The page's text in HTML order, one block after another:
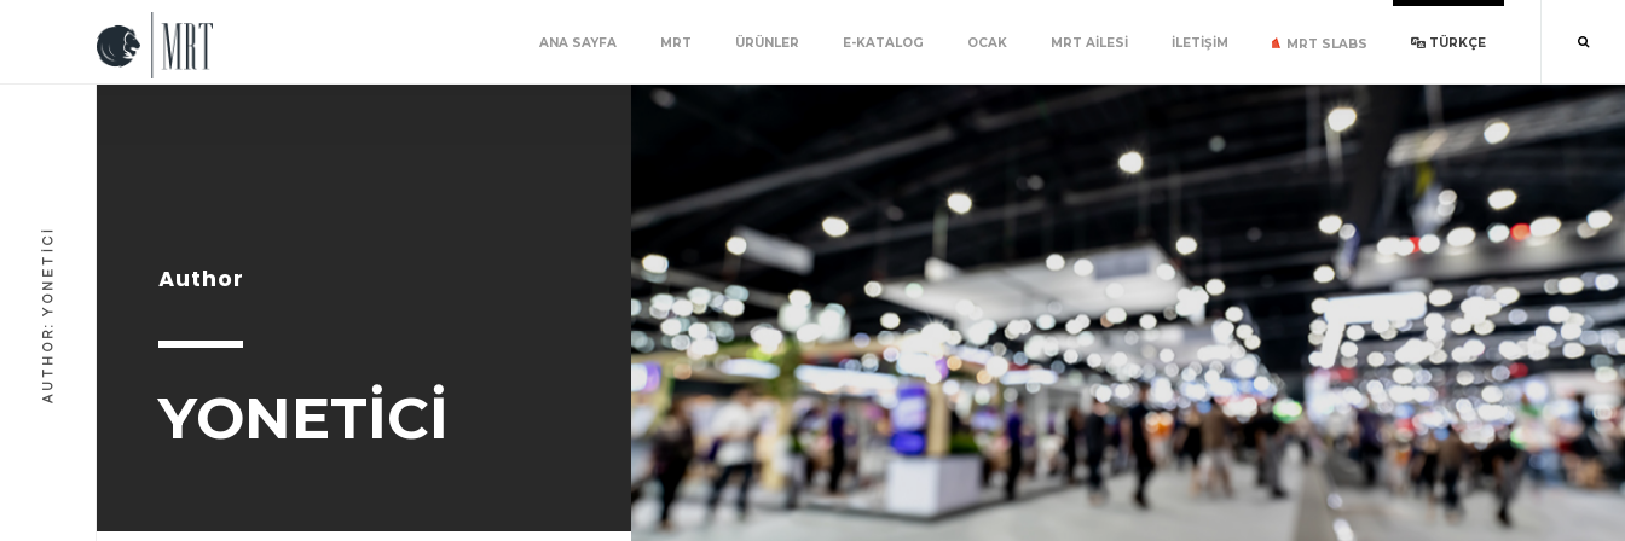
ANA SAYFA MRT ÜRÜNLER E-KATALOG OCAK MRT AILESI İLETIŞIM MRT SLABS TÜRKÇE
Author
YONETICI
AUTHOR: YONETICI